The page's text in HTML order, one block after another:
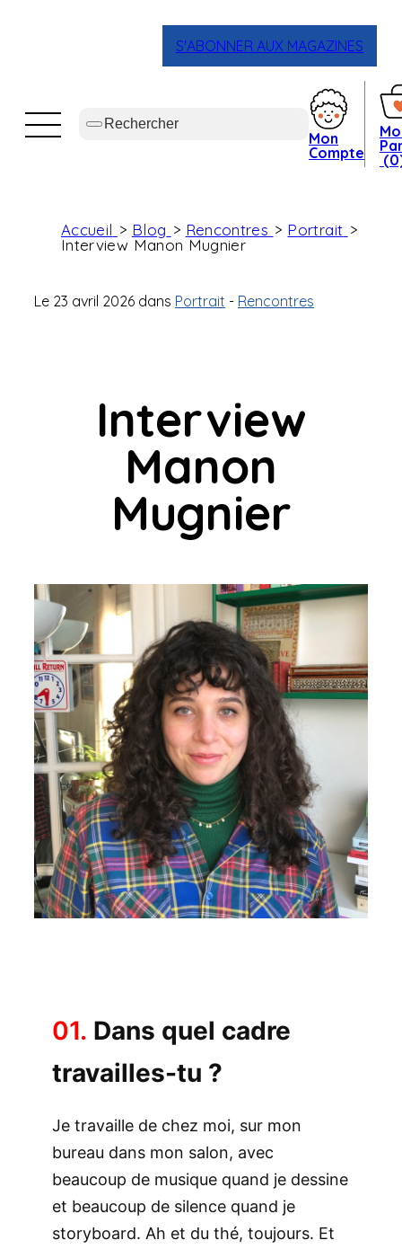
S'ABONNER AUX MAGAZINES
Mon
Compte
Accueil Blog Rencontres
Portrait
Interview Manon Mugnier
Le 23 avril 2026 dans Portrait - Rencontres
Interview
Manon
Mugnier
01. Dans quel cadre
travailles-tu ?
Je travaille de chez moi, sur mon
bureau dans mon salon, avec
beaucoup de musique quand je dessine
et beaucoup de silence quand je
storyboard. Ah et du thé, toujours. Et